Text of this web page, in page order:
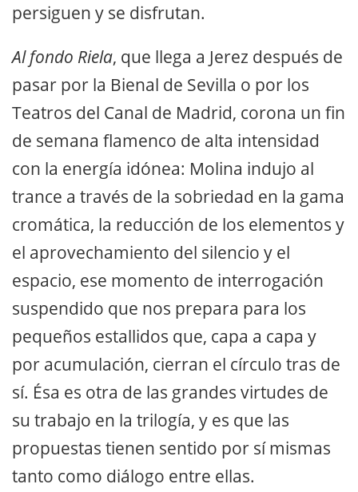
persiguen y se disfrutan.
Al fondo Riela, que llega a Jerez después de
pasar por la Bienal de Sevilla o por los
Teatros del Canal de Madrid, corona un fin
de semana flamenco de alta intensidad
con la energía idónea: Molina indujo al
trance a través de la sobriedad en la gama
cromática, la reducción de los elementos y
el aprovechamiento del silencio y el
espacio, ese momento de interrogación
suspendido que nos prepara para los
pequeños estallidos que, capa a capa y
por acumulación, cierran el círculo tras de
sí. Ésa es otra de las grandes virtudes de
su trabajo en la trilogía, y es que las
propuestas tienen sentido por sí mismas
tanto como diálogo entre ellas.